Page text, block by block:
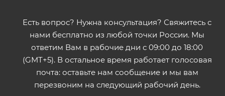
Есть вопрос? Нужна консультация? Свяжитесь с
нами бесплатно из любой точки России. Мы
ответим Вам в рабочие дни с 09:00 до 18:00
(GMT+5). В остальное время работает голосовая
почта: оставьте нам сообщение и мы вам
перезвоним на следующий рабочий день.